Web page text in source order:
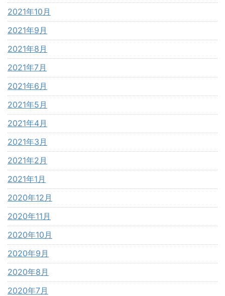
2021年10月
2021年9月
2021年8月
2021年7月
2021年6月
2021年5月
2021年4月
2021年3月
2021年2月
2021年1月
2020年12月
2020年11月
2020年10月
2020年9月
2020年8月
2020年7月